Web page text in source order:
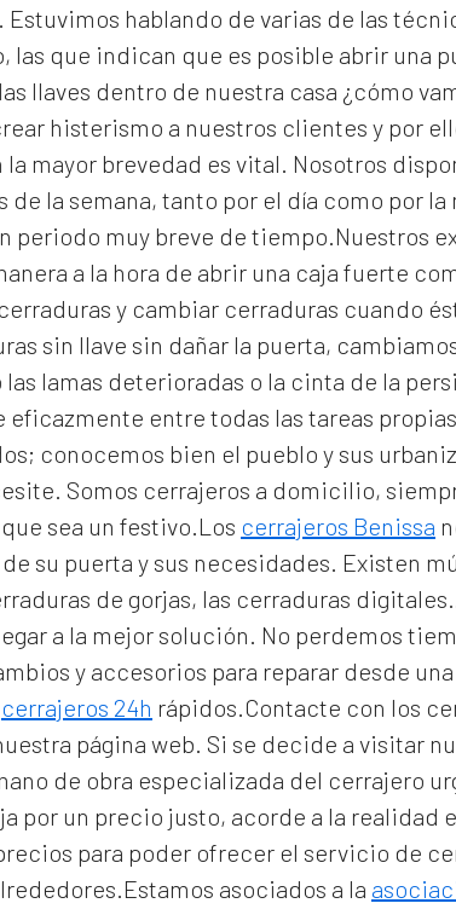
hablando de varias de las
que indican que es posible abrir una
llaves dentro de nuestra casa ¿cómo
histerismo a nuestros clientes y por
mayor brevedad es vital. Nosotros
la semana, tanto por el día como por
periodo muy breve de tiempo.Nuestros
a la hora de abrir una caja fuerte
y cambiar cerraduras cuando
sin llave sin dañar la puerta,
lamas deterioradas o la cinta de la
eficazmente entre todas las tareas
conocemos bien el pueblo y sus
Somos cerrajeros a domicilio,
sea un festivo.Los cerrajeros Benissa
su puerta y sus necesidades. Existen
de gorjas, las cerraduras
a la mejor solución. No perdemos
y accesorios para reparar desde
cerrajeros 24h rápidos.Contacte con los
página web. Si se decide a visitar
de obra especializada del cerrajero
por un precio justo, acorde a la
para poder ofrecer el servicio de
asociados a la